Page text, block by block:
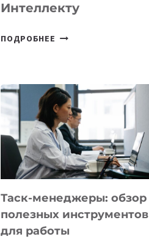
Интеллекту
ПОДРОБНЕЕ
НОВЫЕ
ПРЕДМЕТЫ
ПО
ИСКУССТВЕННОМУ
ИНТЕЛЛЕКТУ
Таск-менеджеры: обзор
полезных инструментов
для работы